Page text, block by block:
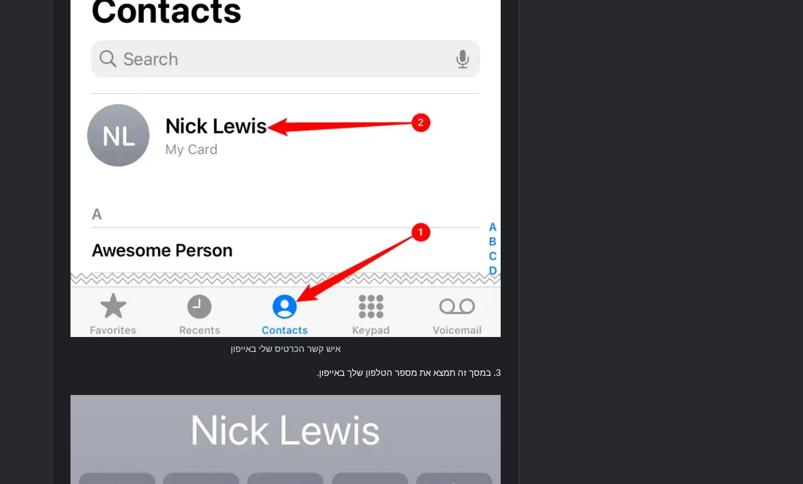
איש קשר הכרטיס שלי באייפון
3. במסך זה תמצא את מספר הטלפון שלך באייפון.